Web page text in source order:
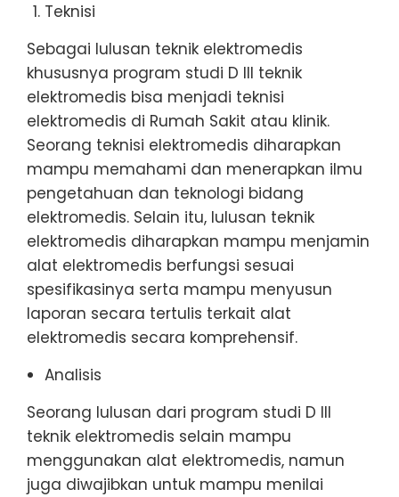
Teknisi
Sebagai lulusan teknik elektromedis
khususnya program studi D III teknik
elektromedis bisa menjadi teknisi
elektromedis di Rumah Sakit atau klinik.
Seorang teknisi elektromedis diharapkan
mampu memahami dan menerapkan ilmu
pengetahuan dan teknologi bidang
elektromedis. Selain itu, lulusan teknik
elektromedis diharapkan mampu menjamin
alat elektromedis berfungsi sesuai
spesifikasinya serta mampu menyusun
laporan secara tertulis terkait alat
elektromedis secara komprehensif.
Analisis
Seorang lulusan dari program studi D III
teknik elektromedis selain mampu
menggunakan alat elektromedis, namun
juga diwajibkan untuk mampu menilai